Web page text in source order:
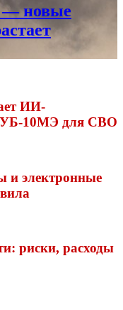
— новые
ИИ-
10МЭ для СВО
и электронные
риски, расходы